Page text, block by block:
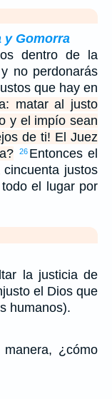
y Gomorra
dentro de la
no perdonarás
que hay en
matar al justo
y el impío sean
de ti! El Juez
26 Entonces el
justos
el lugar por
la justicia de
el Dios que
humanos).
¿cómo